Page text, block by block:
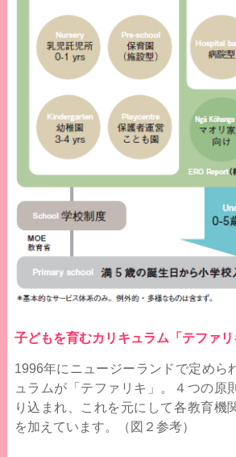
子どもを育むカリキュラム「テファリ
1996年にニュージーランドで定めら
ュラムが「テファリキ」。４つの原
り込まれ、これを元にして各教育機
を加えています。（図２参考）